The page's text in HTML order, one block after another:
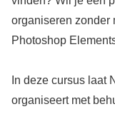
organiseren zonder
Photoshop
In deze cursus laat
organiseert met